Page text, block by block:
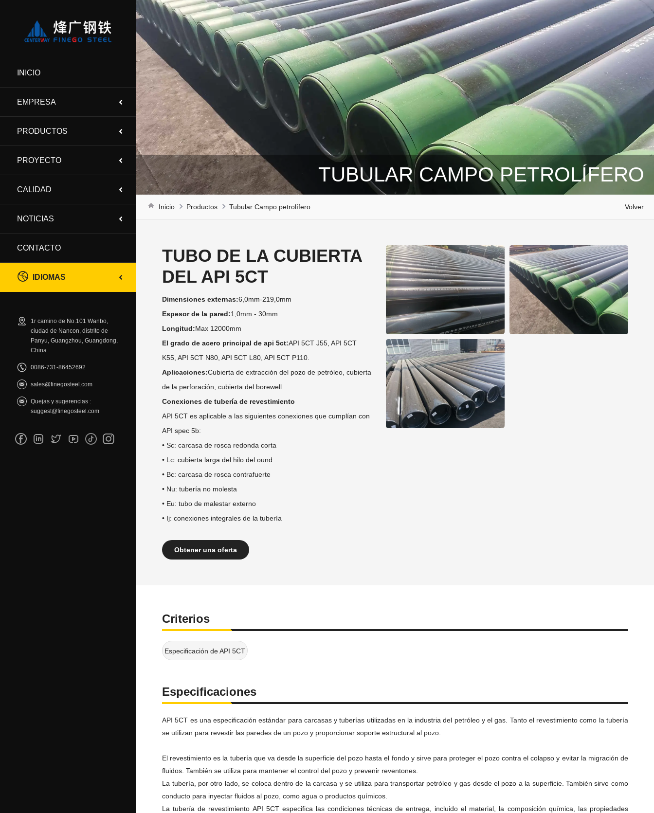
INICIO
EMPRESA
PRODUCTOS
PROYECTO
CALIDAD
NOTICIAS
CONTACTO
IDIOMAS
1r camino de No.101 Wanbo,
ciudad de Nancon, distrito de
Panyu, Guangzhou, Guangdong,
China
0086-731-86452692
sales@finegosteel.com
Quejas y sugerencias :
suggest@finegosteel.com
TUBULAR CAMPO PETROLÍFERO
Volver
Inicio Productos Tubular Campo petrolífero
TUBO DE LA CUBIERTA
DEL API 5CT
Dimensiones externas:6,0mm-219,0mm
Espesor de la pared:1,0mm - 30mm
Longitud:Max 12000mm
El grado de acero principal de api 5ct:API 5CT J55, API 5CT
K55, API 5CT N80, API 5CT L80, API 5CT P110.
Aplicaciones:Cubierta de extracción del pozo de petróleo, cubierta
de la perforación, cubierta del borewell
Conexiones de tubería de revestimiento
API 5CT es aplicable a las siguientes conexiones que cumplían con
API spec 5b:
• Sc: carcasa de rosca redonda corta
• Lc: cubierta larga del hilo del ound
• Bc: carcasa de rosca contrafuerte
• Nu: tubería no molesta
• Eu: tubo de malestar externo
• Ij: conexiones integrales de la tubería
Obtener una oferta
Criterios
Especificación de API 5CT
Especificaciones
API 5CT es una especificación estándar para carcasas y tuberías utilizadas en la industria del petróleo y el gas. Tanto el revestimiento como la tubería
se utilizan para revestir las paredes de un pozo y proporcionar soporte estructural al pozo.
El revestimiento es la tubería que va desde la superficie del pozo hasta el fondo y sirve para proteger el pozo contra el colapso y evitar la migración de
fluidos.También se utiliza para mantener el control del pozo y prevenir reventones.
La tubería, por otro lado, se coloca dentro de la carcasa y se utiliza para transportar petróleo y gas desde el pozo a la superficie.También sirve como
conducto para inyectar fluidos al pozo, como agua o productos químicos.
La tubería de revestimiento API 5CT especifica las condiciones técnicas de entrega, incluido el material, la composición química, las propiedades